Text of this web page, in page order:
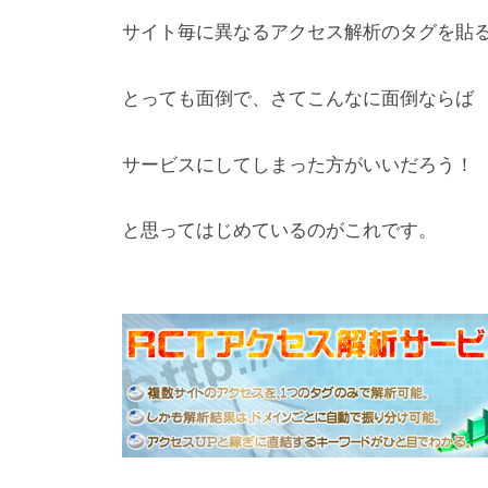
サイト毎に異なるアクセス解析のタグを貼
とっても面倒で、さてこんなに面倒ならば
サービスにしてしまった方がいいだろう！
と思ってはじめているのがこれです。